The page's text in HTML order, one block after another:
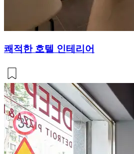
쾌적한 호텔 인테리어